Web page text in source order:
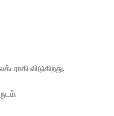
விடுகிறது.